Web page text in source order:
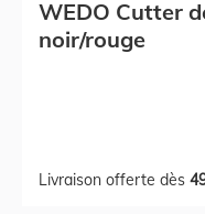
WEDO Cutter
noir/rouge
Livraison offerte dès